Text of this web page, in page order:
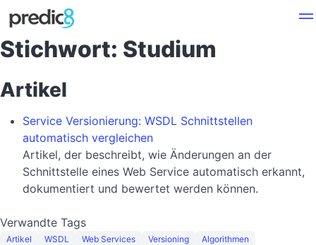
Stichwort: Studium
Artikel
Service Versionierung: WSDL Schnittstellen
automatisch vergleichen
Artikel, der beschreibt, wie Änderungen an der
Schnittstelle eines Web Service automatisch erkannt,
dokumentiert und bewertet werden können.
Verwandte Tags
Artikel WSDL Web Services Versioning Algorithmen